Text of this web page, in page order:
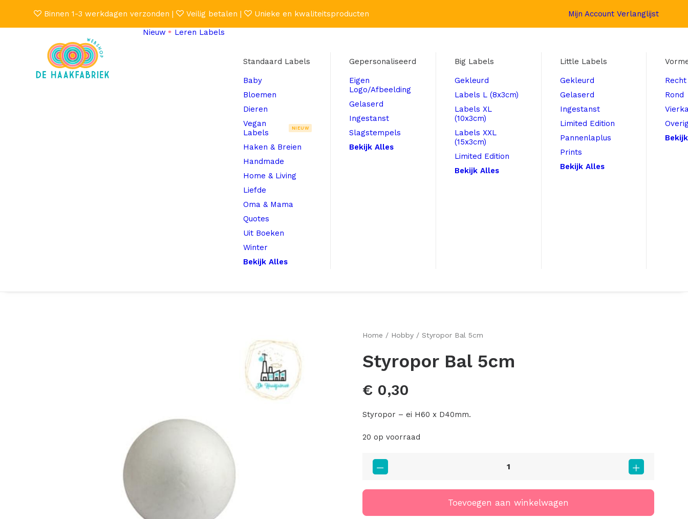
Binnen 1-3 werkdagen verzonden | Veilig betalen | Unieke en kwaliteitsproducten Mijn Account Verlanglijst
Nieuw
Leren Labels
Standaard Labels
Baby
Bloemen
Dieren
Vegan
Labels
NIEUW
Haken & Breien
Handmade
Home & Living
Liefde
Oma & Mama
Quotes
Uit Boeken
Winter
Bekijk Alles
Gepersonaliseerd
Eigen
Logo/Afbeelding
Gelaserd
Ingestanst
Slagstempels
Bekijk Alles
Big Labels
Gekleurd
Labels L (8x3cm)
Labels XL
(10x3cm)
Labels XXL
(15x3cm)
Limited Edition
Bekijk Alles
Little Labels
Gekleurd
Gelaserd
Ingestanst
Limited Edition
Pannenlaplus
Prints
Bekijk Alles
Recht
Rond
Home Hobby Styropor Bal 5cm
Styropor Bal 5cm
€ 0,30
Styropor – ei H60 x D40mm.
20 op voorraad
Styropor
Bal
Toevoegen aan winkelwagen